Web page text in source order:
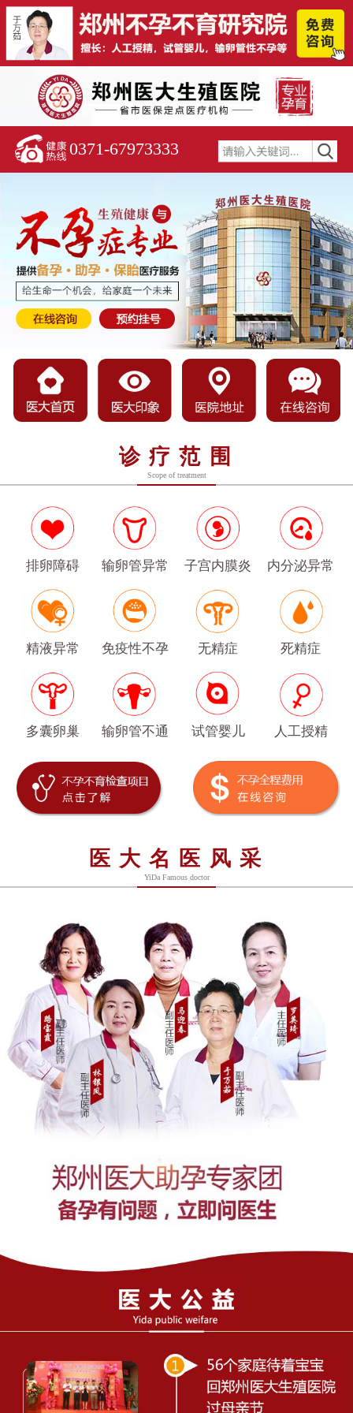
0371-67973333
诊疗范围
Scope of treatment
排卵障碍 输卵管异常 子宫内膜炎 内分泌异常
精液异常 免疫性不孕 无精症 死精症
多囊卵巢 输卵管不通 试管婴儿 人工授精
医大名医风采
YiDa Famous doctor